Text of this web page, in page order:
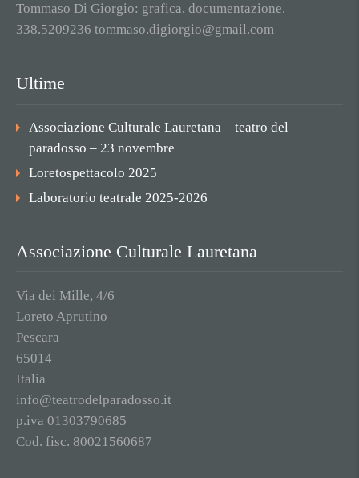
Tommaso Di Giorgio: grafica, documentazione.
338.5209236 tommaso.digiorgio@gmail.com
Ultime
Associazione Culturale Lauretana – teatro del
paradosso – 23 novembre
Loretospettacolo 2025
Laboratorio teatrale 2025-2026
Associazione Culturale Lauretana
Via dei Mille, 4/6
Loreto Aprutino
Pescara
65014
Italia
info@teatrodelparadosso.it
p.iva 01303790685
Cod. fisc. 80021560687